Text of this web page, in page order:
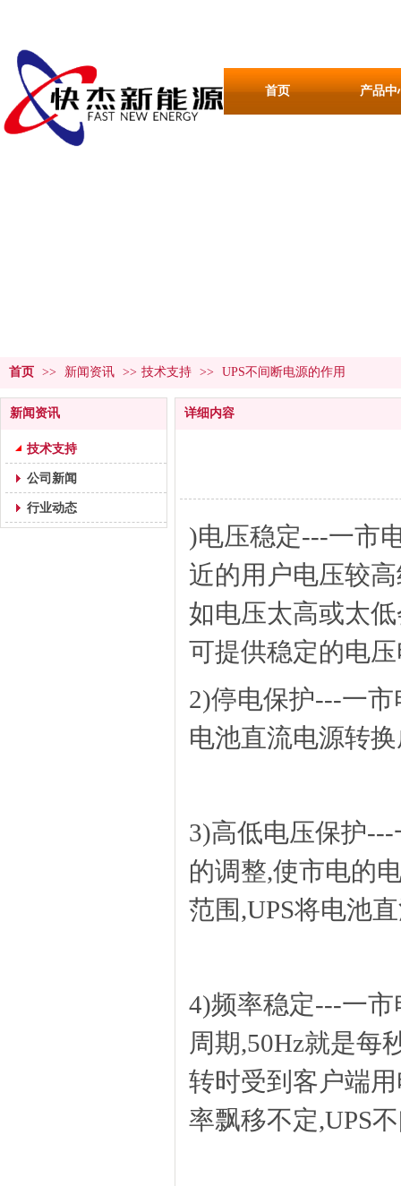
首页 产品中
首页 >> 新闻资讯 >> 技术支持 >> UPS不间断电源的作用
新闻资讯
技术支持
公司新闻
行业动态
详细内容
)电压稳定---一市
近的用户电压较
如电压太高或太
可提供稳定的电
2)停电保护---一
电池直流电源转
3)高低电压保护
的调整,使市电的
范围,UPS将电池
4)频率稳定---一
周期,50Hz就是每
转时受到客户端
率飘移不定,UPS